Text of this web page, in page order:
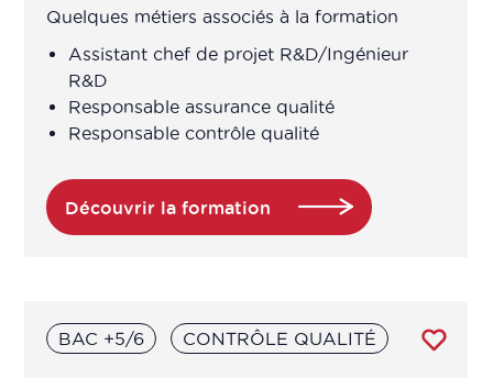
Chargé études cliniques
Attaché de Recherche Clinique
manager
Auditeur préleveur
Auditeur qualité
Quelques métiers associés à la formation
Assistant chef de projet R&D/Ingénieur
R&D
Responsable assurance qualité
Responsable contrôle qualité
Découvrir la formation
BAC +5/6 CONTRÔLE QUALITÉ